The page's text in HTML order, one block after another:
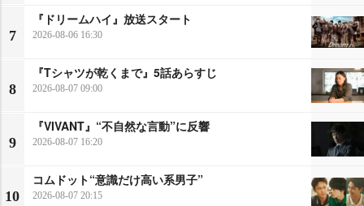
7
『ドリームハイ』放送スタート
2026-08-06 16:30
8
『Tシャツが乾くまで』5話あらすじ
2026-08-07 09:00
9
『VIVANT』“不自然な言動”に反響
2026-08-07 16:20
10
コムドット“意識だけ高い系男子”
2026-08-07 20:15